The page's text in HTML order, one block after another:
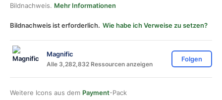
Bildnachweis. Mehr Informationen
Bildnachweis ist erforderlich. Wie habe ich Verweise zu setzen?
Magnific
Alle 3,282,832 Ressourcen anzeigen
Folgen
Weitere Icons aus dem Payment-Pack